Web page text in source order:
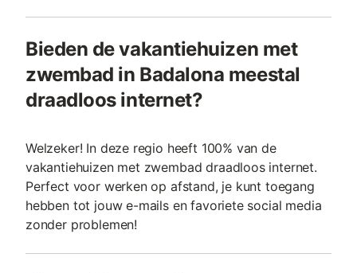
Bieden de vakantiehuizen met
zwembad in Badalona meestal
draadloos internet?
Welzeker! In deze regio heeft 100% van de
vakantiehuizen met zwembad draadloos internet.
Perfect voor werken op afstand, je kunt toegang
hebben tot jouw e-mails en favoriete social media
zonder problemen!